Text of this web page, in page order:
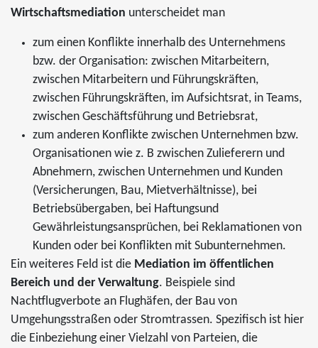
Wirtschaftsmediation unterscheidet man
zum einen Konflikte innerhalb des Unternehmens
bzw. der Organisation: zwischen Mitarbeitern,
zwischen Mitarbeitern und Führungskräften,
zwischen Führungskräften, im Aufsichtsrat, in Teams,
zwischen Geschäftsführung und Betriebsrat,
zum anderen Konflikte zwischen Unternehmen bzw.
Organisationen wie z. B zwischen Zulieferern und
Abnehmern, zwischen Unternehmen und Kunden
(Versicherungen, Bau, Mietverhältnisse), bei
Betriebsübergaben, bei Haftungsund
Gewährleistungsansprüchen, bei Reklamationen von
Kunden oder bei Konflikten mit Subunternehmen.
Ein weiteres Feld ist die Mediation im öffentlichen
Bereich und der Verwaltung. Beispiele sind
Nachtflugverbote an Flughäfen, der Bau von
Umgehungsstraßen oder Stromtrassen. Spezifisch ist hier
die Einbeziehung einer Vielzahl von Parteien, die